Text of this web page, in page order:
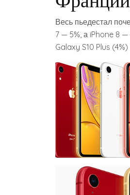
Весь пьедестал
7 — 5%, а iPhone 8
Galaxy S10 Plus